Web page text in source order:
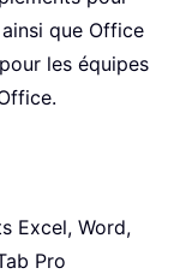
que Office
les équipes
Excel, Word,
Pro